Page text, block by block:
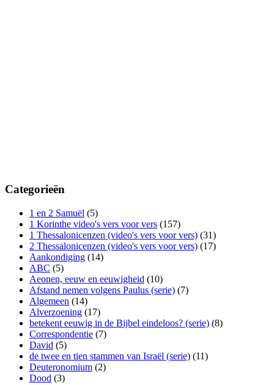
Categorieën
1 en 2 Samuël (5)
1 Korinthe video's vers voor vers (157)
1 Thessalonicenzen (video's vers voor vers) (31)
2 Thessalonicenzen (video's vers voor vers) (17)
Aankondiging (14)
ABC (5)
Aeonen, eeuw en eeuwigheid (10)
Afstand nemen volgens Paulus (serie) (7)
Algemeen (14)
Alverzoening (17)
betekent eeuwig in de Bijbel eindeloos? (serie) (8)
Correspondentie (7)
David (5)
de twee en tien stammen van Israël (serie) (11)
Deuteronomium (2)
Dood (3)